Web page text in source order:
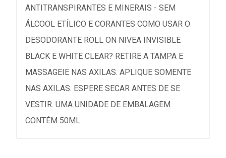
ANTITRANSPIRANTES E MINERAIS - SEM
ÁLCOOL ETÍLICO E CORANTES COMO USAR O
DESODORANTE ROLL ON NIVEA INVISIBLE
BLACK E WHITE CLEAR? RETIRE A TAMPA E
MASSAGEIE NAS AXILAS. APLIQUE SOMENTE
NAS AXILAS. ESPERE SECAR ANTES DE SE
VESTIR. UMA UNIDADE DE EMBALAGEM
CONTÉM 50ML